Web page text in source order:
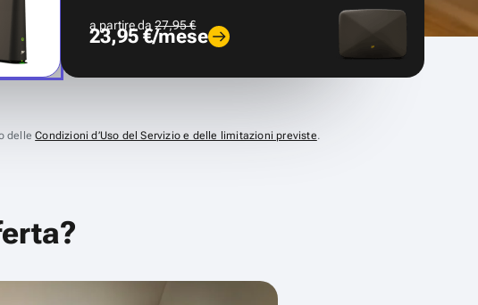
a partire da27,95 €
23,95 €/mese
delleCondizioni d’Uso del Servizio e delle limitazioni previste.